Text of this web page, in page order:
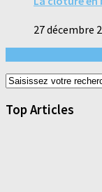
27 décembre
Top Articles